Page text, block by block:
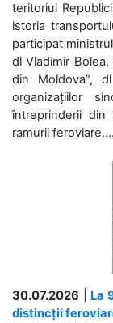
teritoriul
istoria
participat
dl Vladimir
din Moldova”,
organizațiilor
întreprinderii
ramurii feroviare....
30.07.2026
La
distincții